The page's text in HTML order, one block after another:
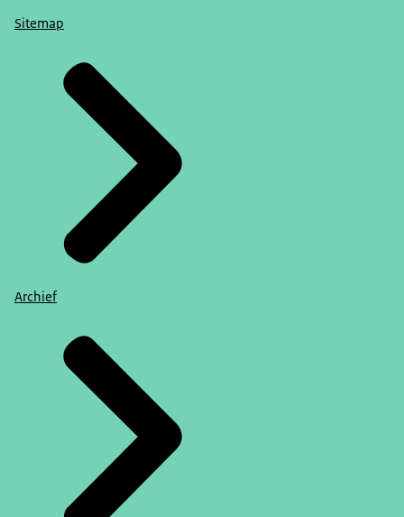
Sitemap
Archief